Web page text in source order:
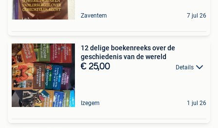
Zaventem 7 jul 26
12 delige boekenreeks over de
geschiedenis van de wereld
€ 25,00 Details
Izegem 1 jul 26